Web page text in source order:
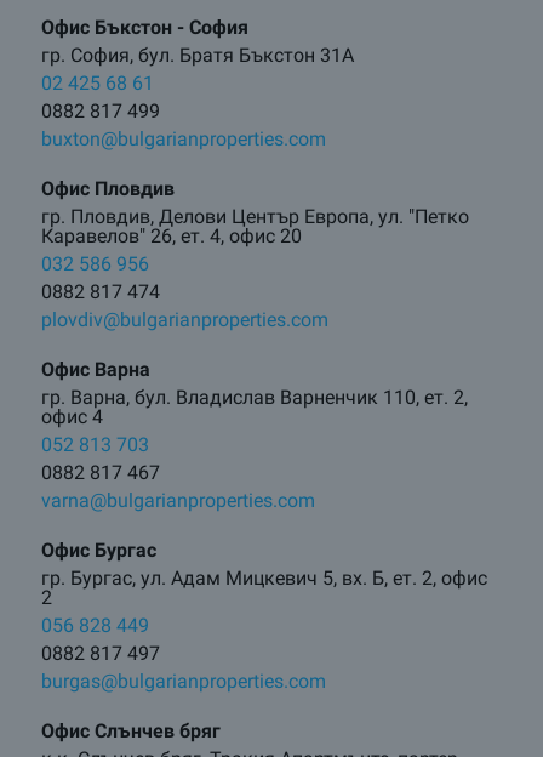
Офис Бъкстон - София
гр. София, бул. Братя Бъкстон 31А
02 425 68 61
0882 817 499
buxton@bulgarianproperties.com
Офис Пловдив
гр. Пловдив, Делови Център Европа, ул. "Петко
Каравелов" 26, ет. 4, офис 20
032 586 956
0882 817 474
plovdiv@bulgarianproperties.com
Офис Варна
гр. Варна, бул. Владислав Варненчик 110, ет. 2,
офис 4
052 813 703
0882 817 467
varna@bulgarianproperties.com
Офис Бургас
гр. Бургас, ул. Адам Мицкевич 5, вх. Б, ет. 2, офис
2
056 828 449
0882 817 497
burgas@bulgarianproperties.com
Офис Слънчев бряг